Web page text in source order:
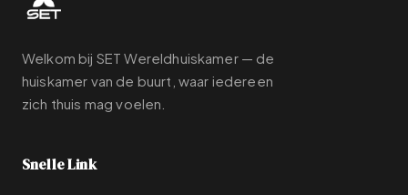
Welkom bij SET Wereldhuiskamer — de
huiskamer van de buurt, waar iedereen
zich thuis mag voelen.
Snelle Link